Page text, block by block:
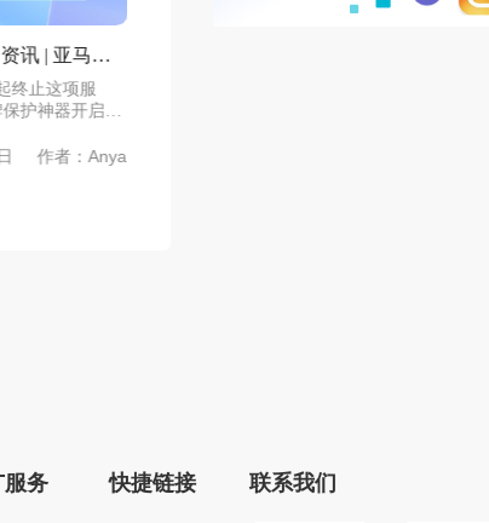
亚马逊公布2022年Prime Day
日期！
亚马逊已经正式确认了Prime Day
的日期-亚马逊每年为期两天的
2023年09月11日
服务 快捷链接 联系我们